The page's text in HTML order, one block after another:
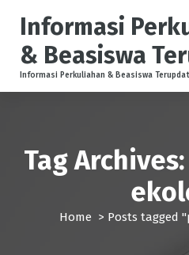
o
Informasi
& Beasiswa
Informasi Perkuliahan & Beasiswa
Tag
Home > Posts tagged